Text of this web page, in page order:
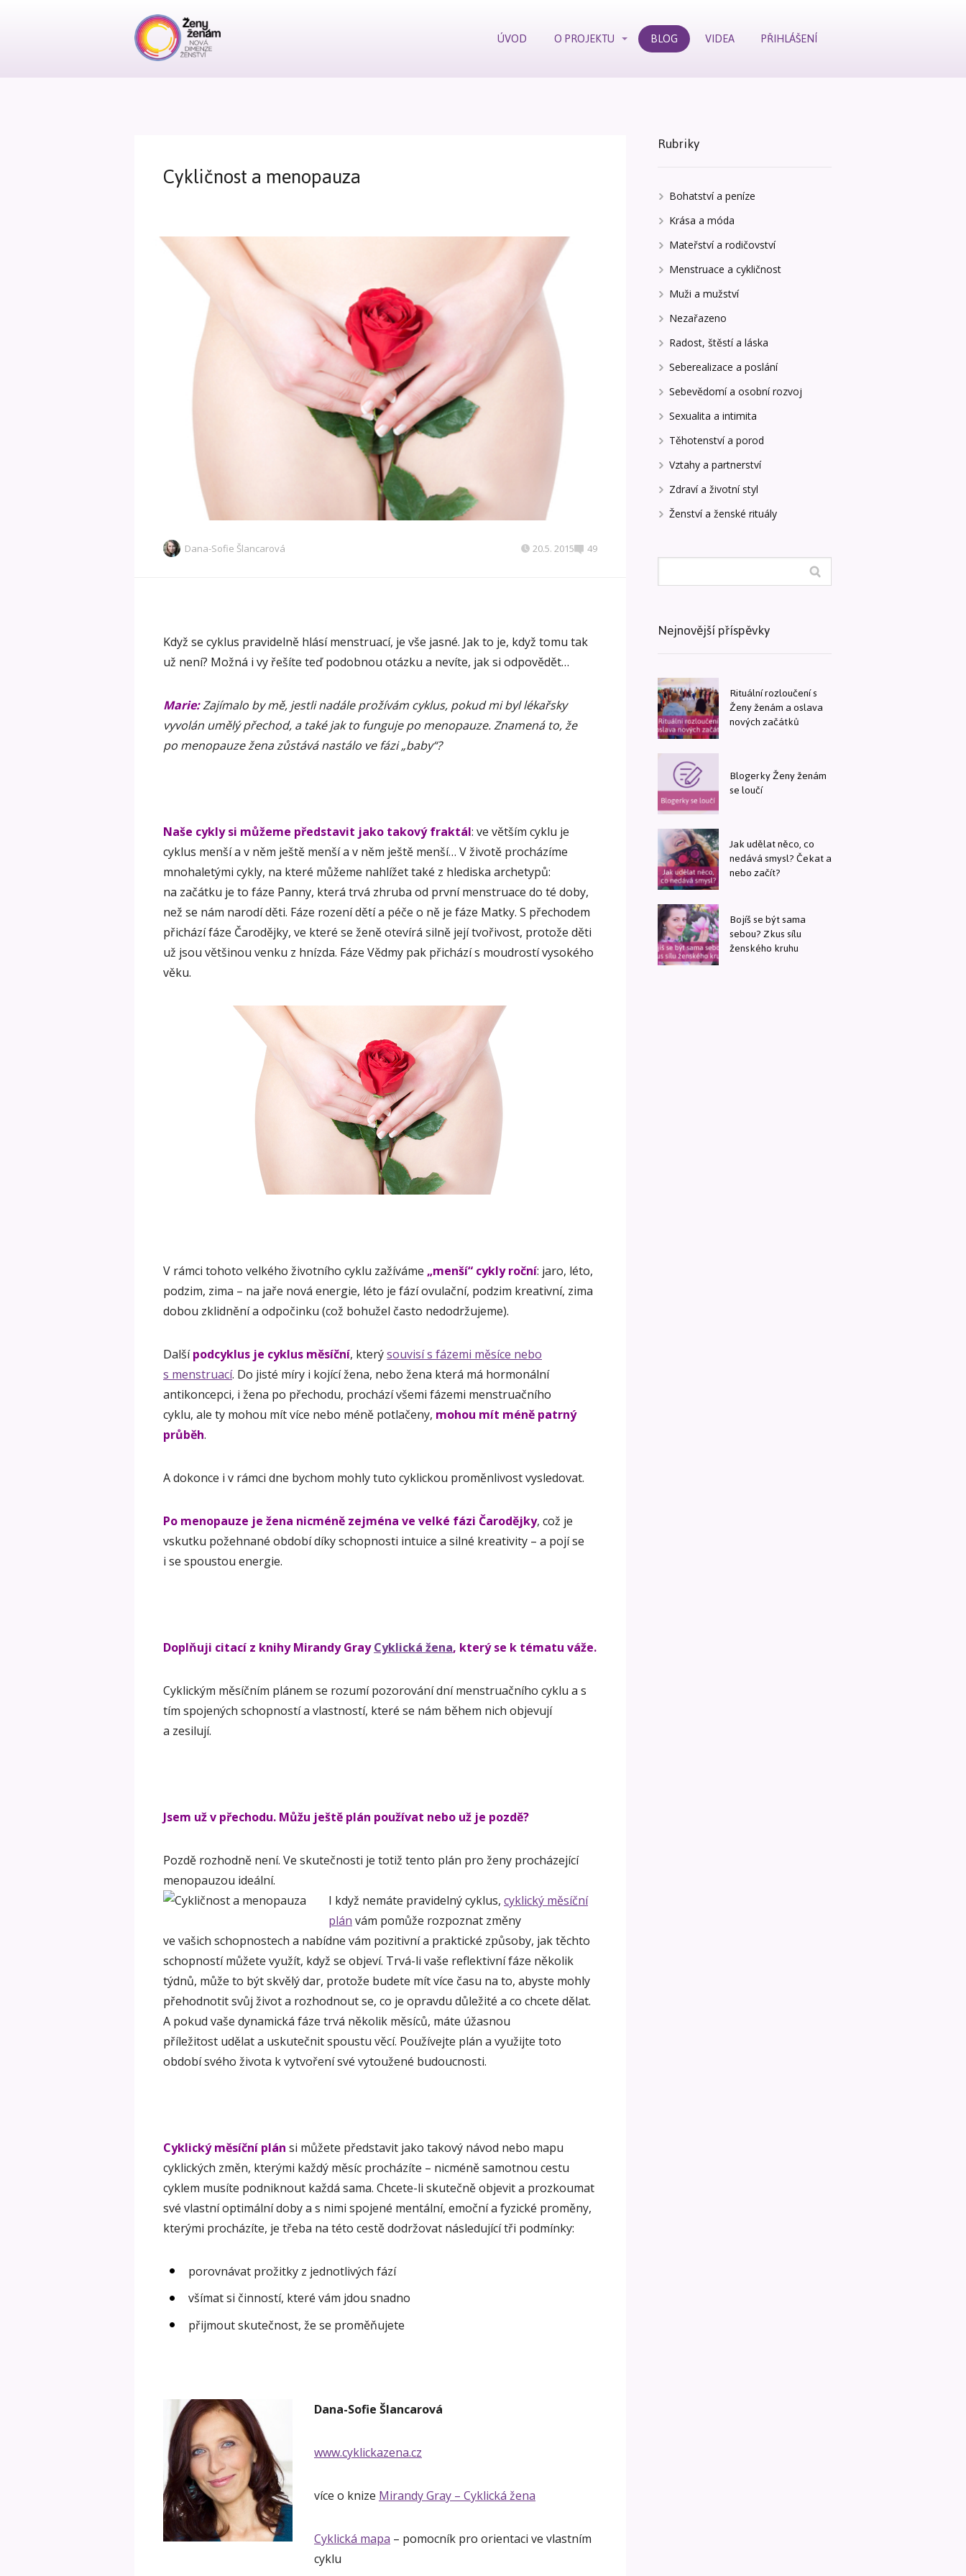
ÚVOD O PROJEKTU BLOG VIDEA PŘIHLÁŠENÍ
Cykličnost a menopauza
Dana-Sofie Šlancarová 20.5. 2015 49
Když se cyklus pravidelně hlásí menstruací, je vše jasné. Jak to je, když tomu tak
už není? Možná i vy řešíte teď podobnou otázku a nevíte, jak si odpovědět…
Marie:Zajímalo by mě, jestli nadále prožívám cyklus, pokud mi byl lékařsky
vyvolán umělý přechod, a také jak to funguje po menopauze. Znamená to, že
po menopauze žena zůstává nastálo ve fázi „baby“?
Naše cykly si můžeme představit jako takový fraktál: ve větším cyklu je
cyklus menší a v něm ještě menší a v něm ještě menší… V životě procházíme
mnohaletými cykly, na které můžeme nahlížet také z hlediska archetypů:
na začátku je to fáze Panny, která trvá zhruba od první menstruace do té doby,
než se nám narodí děti. Fáze rození dětí a péče o ně je fáze Matky. S přechodem
přichází fáze Čarodějky, ve které se ženě otevírá silně její tvořivost, protože děti
už jsou většinou venku z hnízda. Fáze Vědmy pak přichází s moudrostí vysokého
věku.
V rámci tohoto velkého životního cyklu zažíváme „menší“ cykly roční: jaro, léto,
podzim, zima – na jaře nová energie, léto je fází ovulační, podzim kreativní, zima
dobou zklidnění a odpočinku (což bohužel často nedodržujeme).
Dalšípodcyklus je cyklus měsíční, kterýsouvisí s fázemi měsíce nebo
s menstruací. Do jisté míry i kojící žena, nebo žena která má hormonální
antikoncepci, i žena po přechodu, prochází všemi fázemi menstruačního
cyklu, ale ty mohou mít více nebo méně potlačeny, mohou mít méně patrný
průběh.
A dokonce i v rámci dne bychom mohly tuto cyklickou proměnlivost vysledovat.
Po menopauze je žena nicméně zejména ve velké fázi Čarodějky, což je
vskutku požehnané období díky schopnosti intuice a silné kreativity – a pojí se
i se spoustou energie.
Doplňuji citací z knihy Mirandy GrayCyklická žena, který se k tématu váže.
Cyklickým měsíčním plánem se rozumí pozorování dní menstruačního cyklu a s
tím spojených schopností a vlastností, které se nám během nich objevují
a zesilují.
Jsem už v přechodu. Můžu ještě plán používat nebo už je pozdě?
Pozdě rozhodně není. Ve skutečnosti je totiž tento plán pro ženy procházející
menopauzou ideální.
I když nemáte pravidelný cyklus, cyklický měsíční
plán vám pomůže rozpoznat změny
ve vašich schopnostech a nabídne vám pozitivní a praktické způsoby, jak těchto
schopností můžete využít, když se objeví. Trvá-li vaše reflektivní fáze několik
týdnů, může to být skvělý dar, protože budete mít více času na to, abyste mohly
přehodnotit svůj život a rozhodnout se, co je opravdu důležité a co chcete dělat.
A pokud vaše dynamická fáze trvá několik měsíců, máte úžasnou
příležitost udělat a uskutečnit spoustu věcí. Používejte plán a využijte toto
období svého života k vytvoření své vytoužené budoucnosti.
Cyklický měsíční plán si můžete představit jako takový návod nebo mapu
cyklických změn, kterými každý měsíc procházíte – nicméně samotnou cestu
cyklem musíte podniknout každá sama. Chcete-li skutečně objevit a prozkoumat
své vlastní optimální doby a s nimi spojené mentální, emoční a fyzické proměny,
kterými procházíte, je třeba na této cestě dodržovat následující tři podmínky:
porovnávat prožitky z jednotlivých fází
všímat si činností, které vám jdou snadno
přijmout skutečnost, že se proměňujete
Dana-Sofie Šlancarová
www.cyklickazena.cz
více o knize Mirandy Gray – Cyklická žena
Cyklická mapa – pomocník pro orientaci ve vlastním
cyklu
Rubriky
Bohatství a peníze
Krása a móda
Mateřství a rodičovství
Menstruace a cykličnost
Muži a mužství
Nezařazeno
Radost, štěstí a láska
Seberealizace a poslání
Sebevědomí a osobní rozvoj
Sexualita a intimita
Těhotenství a porod
Vztahy a partnerství
Zdraví a životní styl
Ženství a ženské rituály
Nejnovější příspěvky
Rituální rozloučení s
Ženy ženám a oslava
nových začátků
Blogerky Ženy ženám
se loučí
Jak udělat něco, co
nedává smysl? Čekat a
nebo začít?
Bojíš se být sama
sebou? Zkus sílu
ženského kruhu